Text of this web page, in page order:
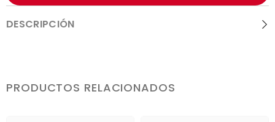
DESCRIPCIÓN
PRODUCTOS RELACIONADOS